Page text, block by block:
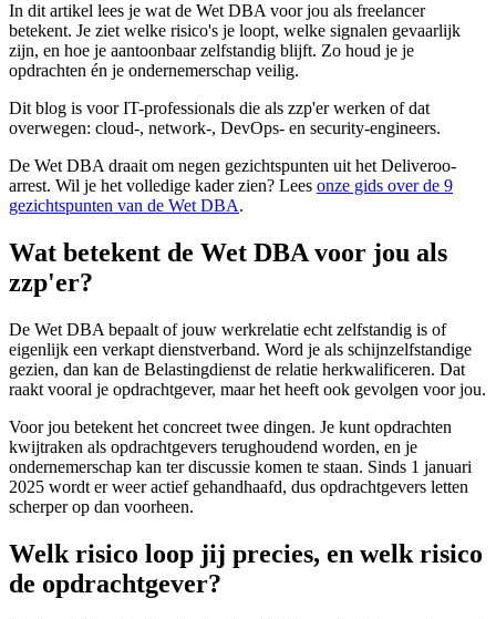
In dit artikel lees je wat de Wet DBA voor jou als freelancer
betekent. Je ziet welke risico's je loopt, welke signalen gevaarlijk
zijn, en hoe je aantoonbaar zelfstandig blijft. Zo houd je je
opdrachten én je ondernemerschap veilig.
Dit blog is voor IT-professionals die als zzp'er werken of dat
overwegen: cloud-, network-, DevOps- en security-engineers.
De Wet DBA draait om negen gezichtspunten uit het Deliveroo-
arrest. Wil je het volledige kader zien? Lees onze gids over de 9
gezichtspunten van de Wet DBA.
Wat betekent de Wet DBA voor jou als
zzp'er?
De Wet DBA bepaalt of jouw werkrelatie echt zelfstandig is of
eigenlijk een verkapt dienstverband. Word je als schijnzelfstandige
gezien, dan kan de Belastingdienst de relatie herkwalificeren. Dat
raakt vooral je opdrachtgever, maar het heeft ook gevolgen voor jou.
Voor jou betekent het concreet twee dingen. Je kunt opdrachten
kwijtraken als opdrachtgevers terughoudend worden, en je
ondernemerschap kan ter discussie komen te staan. Sinds 1 januari
2025 wordt er weer actief gehandhaafd, dus opdrachtgevers letten
scherper op dan voorheen.
Welk risico loop jij precies, en welk risico
de opdrachtgever?